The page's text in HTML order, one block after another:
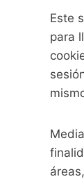
Este
para